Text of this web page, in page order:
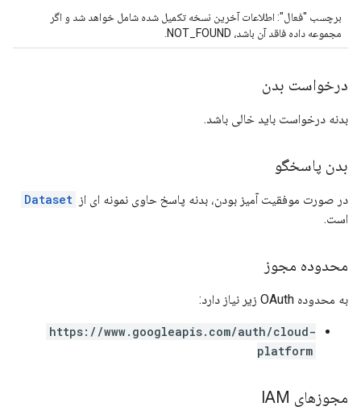
برچسب "فعال": اطلاعات آخرین نسخه تکمیل شده شامل خواهد شد و اگر
مجموعه داده فاقد آن باشد، NOT_FOUND.
درخواست بدن
بدنه درخواست باید خالی باشد.
بدن پاسخگو
در صورت موفقیت آمیز بودن، بدنه پاسخ حاوی نمونه ای از Dataset
است.
محدوده مجوز
به محدوده OAuth زیر نیاز دارد:
https://www.googleapis.com/auth/cloud-
platform
مجوزهای IAM